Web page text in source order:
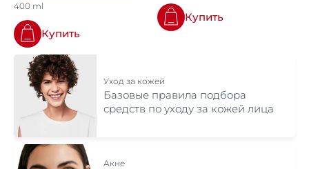
400 ml
Купить
Купить
Уход за кожей
Базовые правила подбора
средств по уходу за кожей лица
Акне